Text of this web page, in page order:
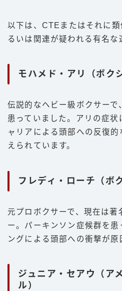
以下は、CTEまたはそれに
るいは関連が疑われる有名な
モハメド・アリ（ボク
伝説的なヘビー級ボクサーで
患っていました。アリの症
ャリアによる頭部への反復
えられています。
フレディ・ローチ（ボ
元プロボクサーで、現在は
ー。パーキンソン症候群を患
ングによる頭部への衝撃が原
ジュニア・セアウ（ア
ル）